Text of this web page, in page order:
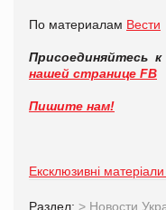
По материалам Вести
Присоединяйтесь
нашей странице FB
Пишите нам!
Ексклюзивні
Раздел: > Новости